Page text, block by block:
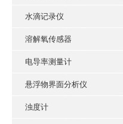
水滴记录仪
溶解氧传感器
电导率测量计
悬浮物界面分析仪
浊度计